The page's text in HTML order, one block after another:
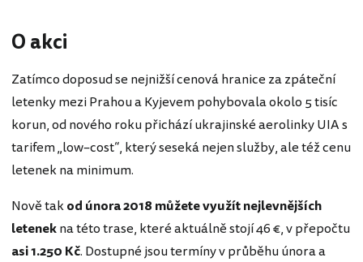
O akci
Zatímco doposud se nejnižší cenová hranice za zpáteční
letenky mezi Prahou a Kyjevem pohybovala okolo 5 tisíc
korun, od nového roku přichází ukrajinské aerolinky UIA s
tarifem „low–cost“, který seseká nejen služby, ale též cenu
letenek na minimum.
Nově takod února 2018 můžete využít nejlevnějších
letenekna této trase, které aktuálně stojí 46 €, v přepočtu
asi 1.250 Kč. Dostupné jsou termíny v průběhu února a